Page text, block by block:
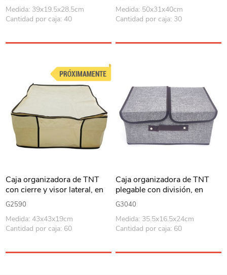
Medida: 39x19.5x28.5cm
Cantidad por caja: 40
Medida: 50x31x40cm
Cantidad por caja: 30
Caja organizadora de TNT
con cierre y visor lateral, en
bolsa
G2590
Medida: 43x43x19cm
Cantidad por caja: 60
Caja organizadora de TNT
plegable con división, en
bolsa, varios colores
G3040
Medida: 35.5x16.5x24cm
Cantidad por caja: 60